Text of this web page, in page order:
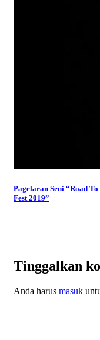
Pagelaran Seni “Road To
Fest 2019”
Tinggalkan
Anda harus masuk